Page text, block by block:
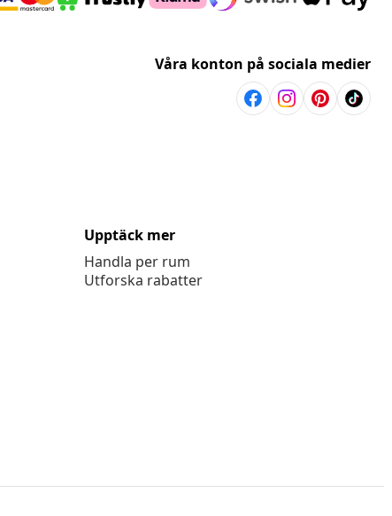
Våra konton på sociala medier
Upptäck mer
Handla per rum
Utforska rabatter